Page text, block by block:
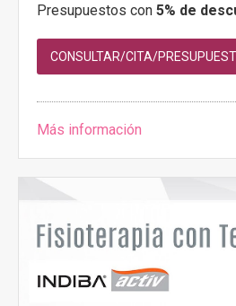
Presupuestos con 5% de
CONSULTAR/CITA/
Más información